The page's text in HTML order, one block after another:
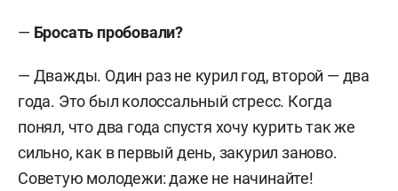
— Бросать пробовали?
— Дважды. Один раз не курил год, второй — два
года. Это был колоссальный стресс. Когда
понял, что два года спустя хочу курить так же
сильно, как в первый день, закурил заново.
Советую молодежи: даже не начинайте!